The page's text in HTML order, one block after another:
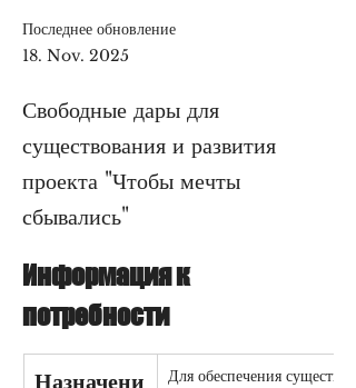
Последнее обновление
18. Nov. 2025
Свободные дары для
существования и развития
проекта "Чтобы мечты
сбывались"
Информация к
потребности
Назначени
Для обеспечения